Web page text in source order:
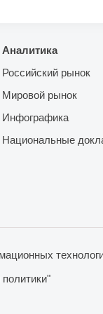
Аналитика
Российский рынок
Мировой рынок
Инфографика
Национальные